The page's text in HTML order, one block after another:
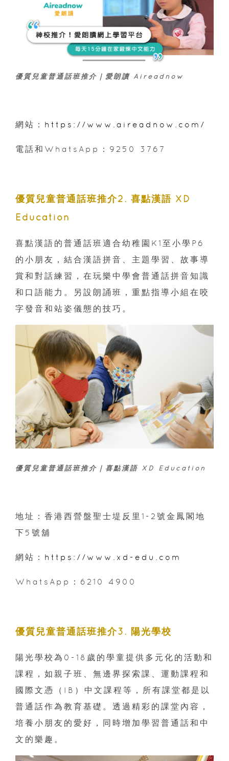
優質兒童普通話班推介｜愛朗讀 Aireadnow
網站： https://www.aireadnow.com/
電話和WhatsApp：9250 3767
優質兒童普通話班推介2. 喜點漢語 XD
Education
喜點漢語的普通話班適合幼稚園K1至小學P6
的小朋友，結合漢語拼音、主題學習、故事導
賞和對話練習，在玩樂中學會普通話拼音知識
和口語能力。另設朗誦班，重點指導小組在咬
字發音和站姿儀態的技巧。
優質兒童普通話班推介｜喜點漢語 XD Education
地址：香港西營盤聖士堤反里1-2號金鳳閣地
下5號舖
網站： https://www.xd-edu.com
WhatsApp：6210 4900
優質兒童普通話班推介3. 陽光學校
陽光學校為0-18歲的學童提供多元化的活動和
課程，如親子班、無邊界探索課、運動課程和
國際文憑（IB）中文課程等，所有課堂都是以
普通話作為教育基礎。透過精彩的課堂內容，
培養小朋友的愛好，同時增加學習普通話和中
文的樂趣。